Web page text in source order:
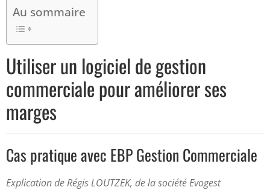
Au sommaire
Utiliser un logiciel de gestion
commerciale pour améliorer ses
marges
Cas pratique avec EBP Gestion Commerciale
Explication de Régis LOUTZEK, de la société Evogest